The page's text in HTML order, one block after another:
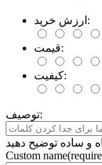
ارزش خرید:
قیمت:
کیفیت:
توصیف:
Custom